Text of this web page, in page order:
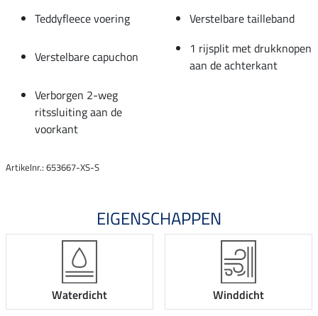
Teddyfleece voering
Verstelbare tailleband
Verstelbare capuchon
1 rijsplit met drukknopen
aan de achterkant
Verborgen 2-weg
ritssluiting aan de
voorkant
Artikelnr.: 653667-XS-S
EIGENSCHAPPEN
Waterdicht Winddicht